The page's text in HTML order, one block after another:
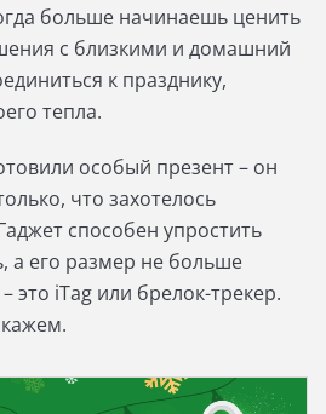
больше начинаешь ценить
с близкими и домашний
к празднику,
тепла.
особый презент – он
что захотелось
способен упростить
а его размер не больше
это iTag или брелок-трекер.